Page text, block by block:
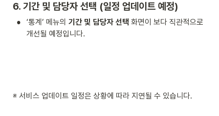
6. 기간 및 담당자 선택 (일정 업데이트 예정)
• ‘통계’ 메뉴의 기간 및 담당자 선택 화면이 보다 직관적으로
개선될 예정입니다.
※ 서비스 업데이트 일정은 상황에 따라 지연될 수 있습니다.